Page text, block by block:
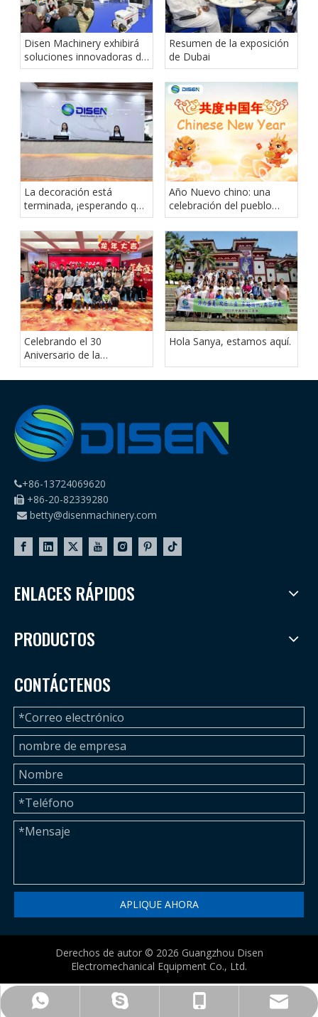
Disen Machinery exhibirá
soluciones innovadoras de
impresión y textiles en
(NGTEX)
Resumen de la exposición
de Dubai
La decoración está
terminada, ¡esperando que
sientas esta comodidad y
belleza únicas!
Año Nuevo chino: una
celebración del pueblo
chino en todo el mundo
Celebrando el 30
Aniversario de la
Compañía Disen
Hola Sanya, estamos aquí.
+86-13724069620
 +86-20-82339280
 betty@disenmachinery.com
ENLACES RÁPIDOS
PRODUCTOS
CONTÁCTENOS
APLIQUE AHORA
Derechos de autor © 2026 Guangzhou Disen
Electromechanical Equipment Co., Ltd.
+86-13724069620
+86-13724069620
+86-13724069620
betty@disenmachinery.com